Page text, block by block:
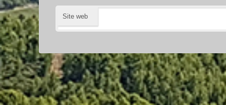
Site web